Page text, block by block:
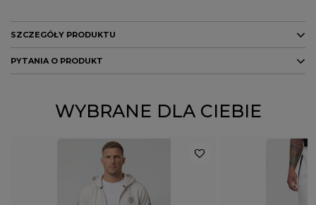
SZCZEGÓŁY PRODUKTU
Marka PITBULL
S 5903592223190 M 5903592223206
MĘŻCZYZNA
PYTANIA O PRODUKT
ZADAJ PYTANIE
WYBRANE DLA CIEBIE